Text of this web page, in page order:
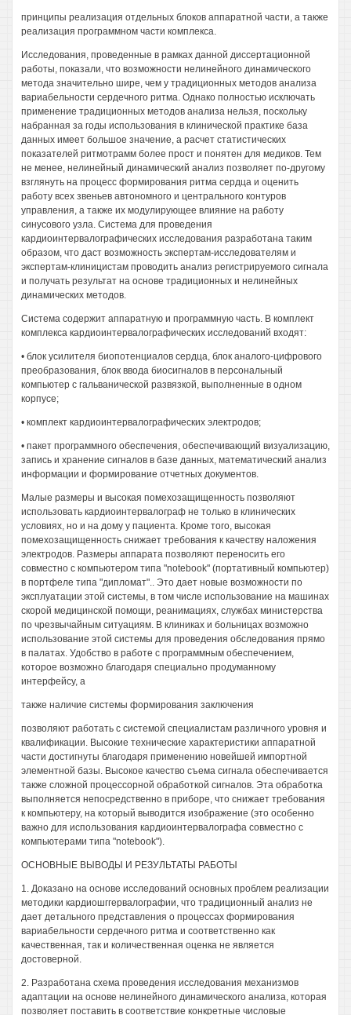
принципы реализация отдельных блоков аппаратной части, а также
реализация программном части комплекса.
Исследования, проведенные в рамках данной диссертационной
работы, показали, что возможности нелинейного динамического
метода значительно шире, чем у традиционных методов анализа
вариабельности сердечного ритма. Однако полностью исключать
применение традиционных методов анализа нельзя, поскольку
набранная за годы использования в клинической практике база
данных имеет большое значение, а расчет статистических
показателей ритмотрамм более прост и понятен для медиков. Тем
не менее, нелинейный динамический анализ позволяет по-другому
взглянуть на процесс формирования ритма сердца и оценить
работу всех звеньев автономного и центрального контуров
управления, а также их модулирующее влияние на работу
синусового узла. Система для проведения
кардиоинтервалографических исследования разработана таким
образом, что даст возможность экспертам-исследователям и
экспертам-клиницистам проводить анализ регистрируемого сигнала
и получать результат на основе традиционных и нелинейных
динамических методов.
Система содержит аппаратную и программную часть. В комплект
комплекса кардиоинтервалографических исследований входят:
• блок усилителя биопотенциалов сердца, блок аналого-цифрового
преобразования, блок ввода биосигналов в персональный
компьютер с гальванической развязкой, выполненные в одном
корпусе;
• комплект кардиоинтервалографических электродов;
• пакет программного обеспечения, обеспечивающий визуализацию,
запись и хранение сигналов в базе данных, математический анализ
информации и формирование отчетных документов.
Малые размеры и высокая помехозащищенность позволяют
использовать кардиоинтервалограф не только в клинических
условиях, но и на дому у пациента. Кроме того, высокая
помехозащищенность снижает требования к качеству наложения
электродов. Размеры аппарата позволяют переносить его
совместно с компьютером типа "notebook" (портативный компьютер)
в портфеле типа "дипломат".. Это дает новые возможности по
эксплуатации этой системы, в том числе использование на машинах
скорой медицинской помощи, реанимациях, службах министерства
по чрезвычайным ситуациям. В клиниках и больницах возможно
использование этой системы для проведения обследования прямо
в палатах. Удобство в работе с программным обеспечением,
которое возможно благодаря специально продуманному
интерфейсу, а
также наличие системы формирования заключения
позволяют работать с системой специалистам различного уровня и
квалификации. Высокие технические характеристики аппаратной
части достигнуты благодаря применению новейшей импортной
элементной базы. Высокое качество съема сигнала обеспечивается
также сложной процессорной обработкой сигналов. Эта обработка
выполняется непосредственно в приборе, что снижает требования
к компьютеру, на который выводится изображение (это особенно
важно для использования кардиоинтервалографа совместно с
компьютерами типа "notebook").
ОСНОВНЫЕ ВЫВОДЫ И РЕЗУЛЬТАТЫ РАБОТЫ
1. Доказано на основе исследований основных проблем реализации
методики кардиошггервалографии, что традиционный анализ не
дает детального представления о процессах формирования
вариабельности сердечного ритма и соответственно как
качественная, так и количественная оценка не является
достоверной.
2. Разработана схема проведения исследования механизмов
адаптации на основе нелинейного динамического анализа, которая
позволяет поставить в соответствие конкретные числовые